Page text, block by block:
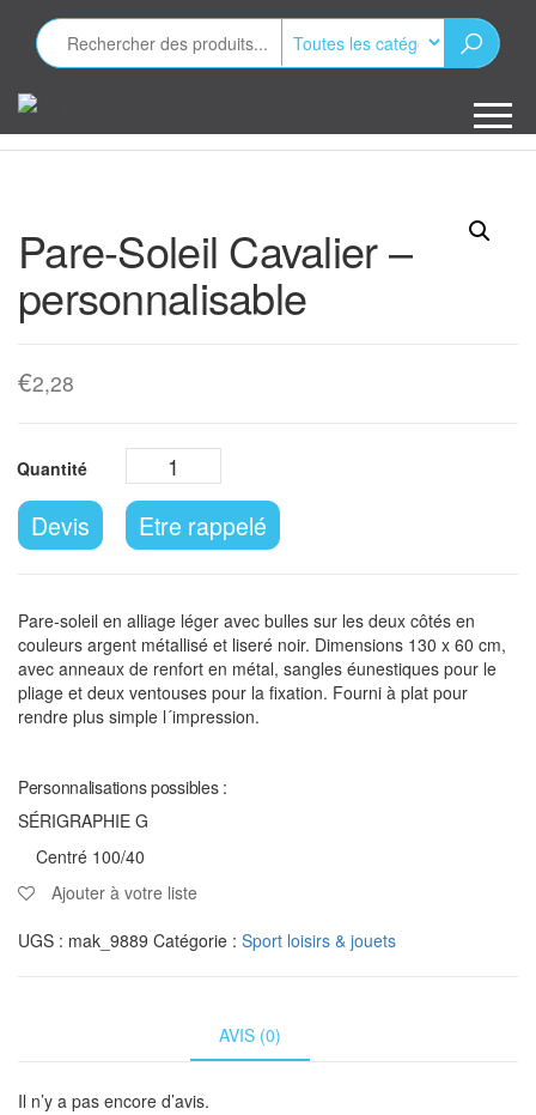
contenu
publicitaires
Pare-Soleil Cavalier –
personnalisable
€2,28
Devis Etre rappelé
Pare-soleil en alliage léger avec bulles sur les deux côtés en
couleurs argent métallisé et liseré noir. Dimensions 130 x 60 cm,
avec anneaux de renfort en métal, sangles éunestiques pour le
pliage et deux ventouses pour la fixation. Fourni à plat pour
rendre plus simple l´impression.
Personnalisations possibles :
SÉRIGRAPHIE G
Centré 100/40
Ajouter à votre liste
UGS : mak_9889 Catégorie : Sport loisirs & jouets
AVIS (0)
Il n’y a pas encore d’avis.